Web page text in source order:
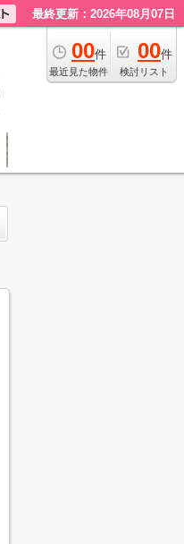
最終更新：2026年08月07日
00件
最近見た物件
00件
検討リスト